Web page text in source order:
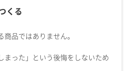
くる
品ではありません。
まった」という後悔をしないため